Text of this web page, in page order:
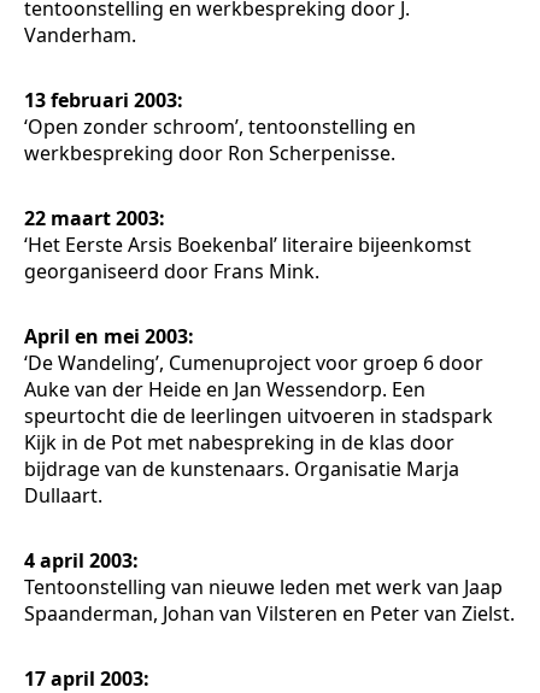
tentoonstelling en werkbespreking door J.
Vanderham.
13 februari 2003:
‘Open zonder schroom’, tentoonstelling en
werkbespreking door Ron Scherpenisse.
22 maart 2003:
‘Het Eerste Arsis Boekenbal’ literaire bijeenkomst
georganiseerd door Frans Mink.
April en mei 2003:
‘De Wandeling’, Cumenuproject voor groep 6 door
Auke van der Heide en Jan Wessendorp. Een
speurtocht die de leerlingen uitvoeren in stadspark
Kijk in de Pot met nabespreking in de klas door
bijdrage van de kunstenaars. Organisatie Marja
Dullaart.
4 april 2003:
Tentoonstelling van nieuwe leden met werk van Jaap
Spaanderman, Johan van Vilsteren en Peter van Zielst.
17 april 2003: